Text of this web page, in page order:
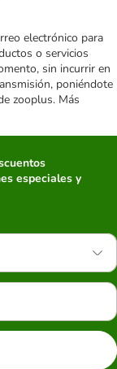
electrónico para
o servicios
sin incurrir en
poniéndote
zooplus. Más
especiales y